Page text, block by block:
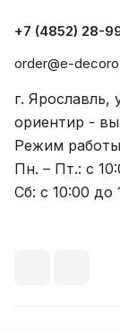
+7 (4852) 28-
order@e-
г.
ориентир -
Режим работы
Пн. – Пт.: с
Сб: с 10:00 до